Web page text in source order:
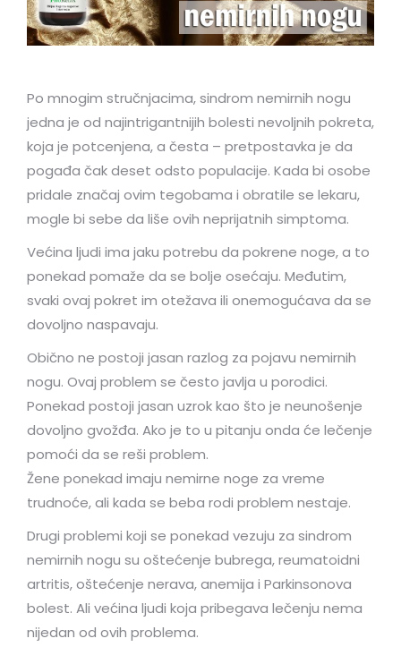
Po mnogim stručnjacima, sindrom nemirnih nogu
jedna je od najintrigantnijih bolesti nevoljnih pokreta,
koja je potcenjena, a česta – pretpostavka je da
pogađa čak deset odsto populacije. Kada bi osobe
pridale značaj ovim tegobama i obratile se lekaru,
mogle bi sebe da liše ovih neprijatnih simptoma.
Većina ljudi ima jaku potrebu da pokrene noge, a to
ponekad pomaže da se bolje osećaju. Međutim,
svaki ovaj pokret im otežava ili onemogućava da se
dovoljno naspavaju.
Obično ne postoji jasan razlog za pojavu nemirnih
nogu. Ovaj problem se često javlja u porodici.
Ponekad postoji jasan uzrok kao što je neunošenje
dovoljno gvožđa. Ako je to u pitanju onda će lečenje
pomoći da se reši problem.
Žene ponekad imaju nemirne noge za vreme
trudnoće, ali kada se beba rodi problem nestaje.
Drugi problemi koji se ponekad vezuju za sindrom
nemirnih nogu su oštećenje bubrega, reumatoidni
artritis, oštećenje nerava, anemija i Parkinsonova
bolest. Ali većina ljudi koja pribegava lečenju nema
nijedan od ovih problema.